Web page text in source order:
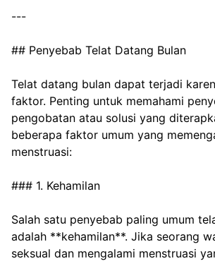
---
## Penyebab Telat Datang Bulan
Telat datang bulan dapat terjadi
faktor. Penting untuk memahami
pengobatan atau solusi yang
beberapa faktor umum yang
menstruasi:
### 1. Kehamilan
Salah satu penyebab paling umum
adalah **kehamilan**. Jika seorang
seksual dan mengalami menstruasi